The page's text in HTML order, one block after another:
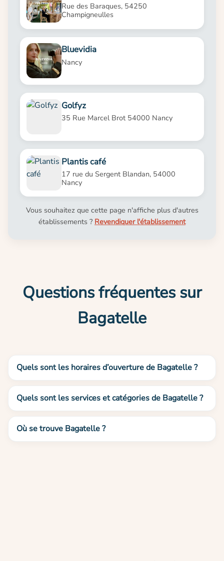
Rue des Baraques, 54250
Champigneulles
Bluevidia
Nancy
Golfyz
35 Rue Marcel Brot 54000 Nancy
Plantis café
17 rue du Sergent Blandan, 54000
Nancy
Vous souhaitez que cette page n'affiche plus d'autres
établissements ? Revendiquer l'établissement
Questions fréquentes sur
Bagatelle
Quels sont les horaires d’ouverture de Bagatelle ?
Quels sont les services et catégories de Bagatelle ?
Où se trouve Bagatelle ?